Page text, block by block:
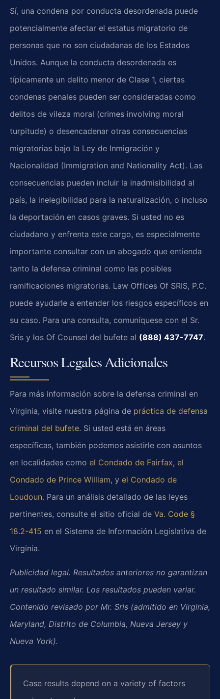
Sí, una condena por conducta desordenada puede
potencialmente afectar el estatus migratorio de
personas que no son ciudadanas de los Estados
Unidos. Aunque la conducta desordenada es
típicamente un delito menor de Clase 1, ciertas
condenas penales pueden ser consideradas como
delitos de vileza moral (crimes involving moral
turpitude) o desencadenar otras consecuencias
migratorias bajo la Ley de Inmigración y
Nacionalidad (Immigration and Nationality Act). Las
consecuencias pueden incluir la inadmisibilidad al
país, la inelegibilidad para la naturalización, o incluso
la deportación en casos graves. Si usted no es
ciudadano y enfrenta este cargo, es especialmente
importante consultar con un abogado que entienda
tanto la defensa criminal como las posibles
ramificaciones migratorias. Law Offices Of SRIS, P.C.
puede ayudarle a entender los riesgos específicos en
su caso. Para una consulta, comuníquese con el Sr.
Sris y los Of Counsel del bufete al (888) 437-7747.
Recursos Legales Adicionales
Para más información sobre la defensa criminal en
Virginia, visite nuestra página de práctica de defensa
criminal del bufete. Si usted está en áreas
específicas, también podemos asistirle con asuntos
en localidades como el Condado de Fairfax, el
Condado de Prince William, y el Condado de
Loudoun. Para un análisis detallado de las leyes
pertinentes, consulte el sitio oficial de Va. Code §
18.2-415 en el Sistema de Información Legislativa de
Virginia.
Publicidad legal. Resultados anteriores no garantizan
un resultado similar. Los resultados pueden variar.
Contenido revisado por Mr. Sris (admitido en Virginia,
Maryland, Distrito de Columbia, Nueva Jersey y
Nueva York).
Case results depend on a variety of factors